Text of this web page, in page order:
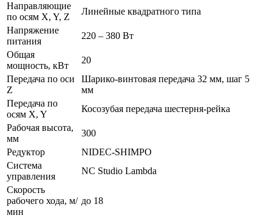
Направляющие
по осям X, Y, Z
Линейные квадратного типа
Напряжение
питания
220 – 380 Вт
Общая
мощность, кВт
20
Передача по оси
Z
Шарико-винтовая передача 32 мм, шаг 5
мм
Передача по
осям X, Y
Косозубая передача шестерня-рейка
Рабочая высота,
мм
300
Редуктор
NIDEC-SHIMPO
Система
управления
NC Studio Lambda
Скорость
рабочего хода, м/
мин
до 18